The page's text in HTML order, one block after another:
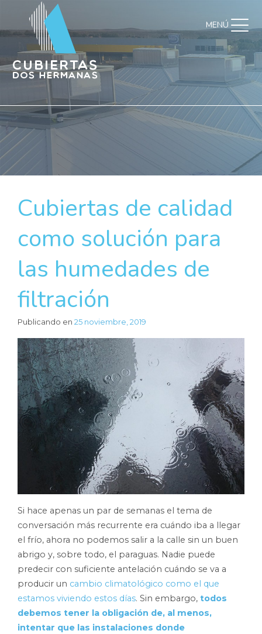
Cubiertas de calidad
como solución para
las humedades de
filtración
Publicando en 25 noviembre, 2019
Si hace apenas un par de semanas el tema de
conversación más recurrente era cuándo iba a llegar
el frío, ahora no podemos salir a la calle sin un buen
abrigo y, sobre todo, el paraguas. Nadie puede
predecir con suficiente antelación cuándo se va a
producir un cambio climatológico como el que
estamos viviendo estos días. Sin embargo, todos
debemos tener la obligación de, al menos,
intentar que las instalaciones donde
MENÚ